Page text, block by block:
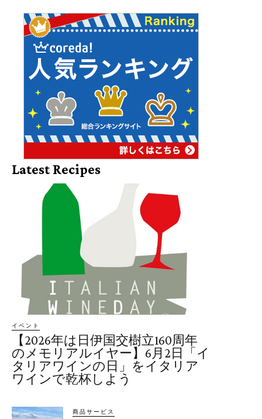
Latest Recipes
イベント
【2026年は日伊国交樹立160周年
のメモリアルイヤー】6月2日「イ
タリアワインの日」をイタリア
ワインで乾杯しよう
商品サービス